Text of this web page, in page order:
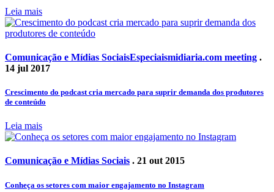
Leia mais
Comunicação e Mídias SociaisEspeciaismidiaria.com meeting .
14 jul 2017
Crescimento do podcast cria mercado para suprir demanda dos produtores
de conteúdo
Leia mais
Comunicação e Mídias Sociais . 21 out 2015
Conheça os setores com maior engajamento no Instagram